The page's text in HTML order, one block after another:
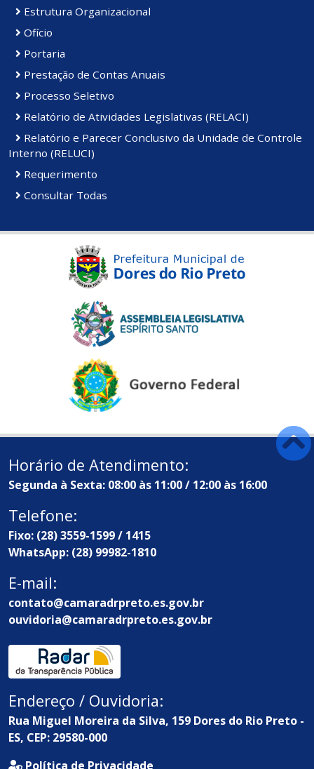
Estrutura Organizacional
Ofício
Portaria
Prestação de Contas Anuais
Processo Seletivo
Relatório de Atividades Legislativas (RELACI)
Relatório e Parecer Conclusivo da Unidade de Controle
Interno (RELUCI)
Requerimento
Consultar Todas
Horário de Atendimento:
Segunda à Sexta: 08:00 às 11:00 / 12:00 às 16:00
Telefone:
Fixo: (28) 3559-1599 / 1415
WhatsApp: (28) 99982-1810
E-mail:
contato@camaradrpreto.es.gov.br
ouvidoria@camaradrpreto.es.gov.br
Endereço / Ouvidoria:
Rua Miguel Moreira da Silva, 159 Dores do Rio Preto -
ES, CEP: 29580-000
Política de Privacidade